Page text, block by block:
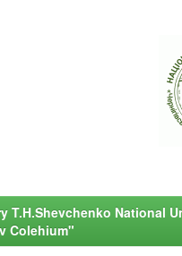
T.H.Shevchenko National
Colehium"